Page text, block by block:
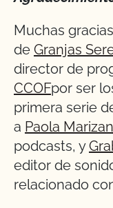
Muchas
de Granjas
director de
CCOFpor ser
primera serie
a Paola Marizan
podcasts, y
editor de
relacionado